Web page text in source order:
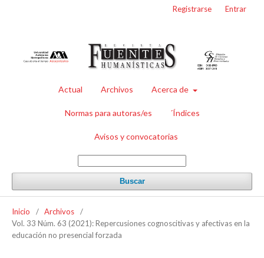
Actual Archivos Acerca de
Normas para autoras/es ´Índices
Avisos y convocatorias
Buscar
Registrarse Entrar
Inicio / Archivos
/
Vol. 33 Núm. 63 (2021): Repercusiones cognoscitivas y afectivas en la
educación no presencial forzada